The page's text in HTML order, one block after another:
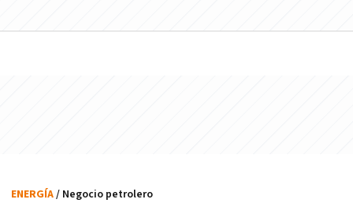
ENERGÍA/ Negocio petrolero